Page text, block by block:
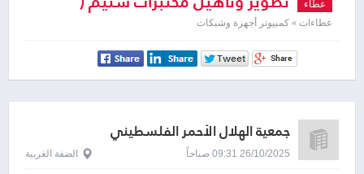
عطاء
STEM ) في مدارس التربية والتعليم -
الحزمة الثانية
عطاءات » كمبيوتر أجهزة وشبكات
جمعية الهلال الأحمر الفلسطيني
26/10/2025 09:31 صباحاً الضفة الغربية